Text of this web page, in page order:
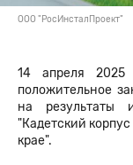
ООО "РосИнсталПроект"
14 апреля 2025
положительное
на результаты
"Кадетский
крае".